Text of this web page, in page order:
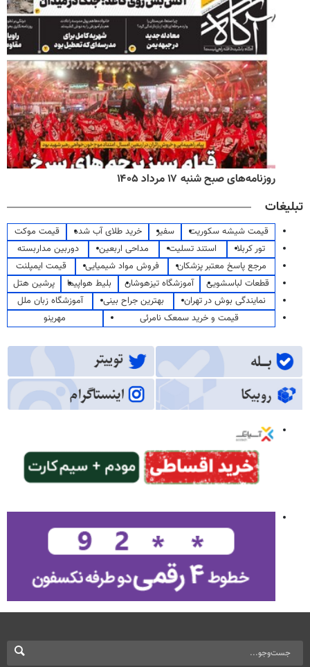
روزنامه‌های صبح شنبه ۱۷ مرداد ۱۴۰۵
تبلیغات
قیمت شیشه سکوریت سفیر خرید طلای آب شده
قیمت موکت
تور کربلا
استند تسلیت مداحی اربعین
دوربین مداربسته
مرجع پاسخ معتبر پزشکان
فروش مواد شیمیایی
قیمت ایمپلنت
قطعات لباسشویی
آموزشگاه تیزهوشان بلیط هواپیما
پرشین هتل
نمایندگی بوش در تهران
بهترین جراح بینی
آموزشگاه زبان ملل
قیمت و خرید سمعک نامرئی
مهرینو